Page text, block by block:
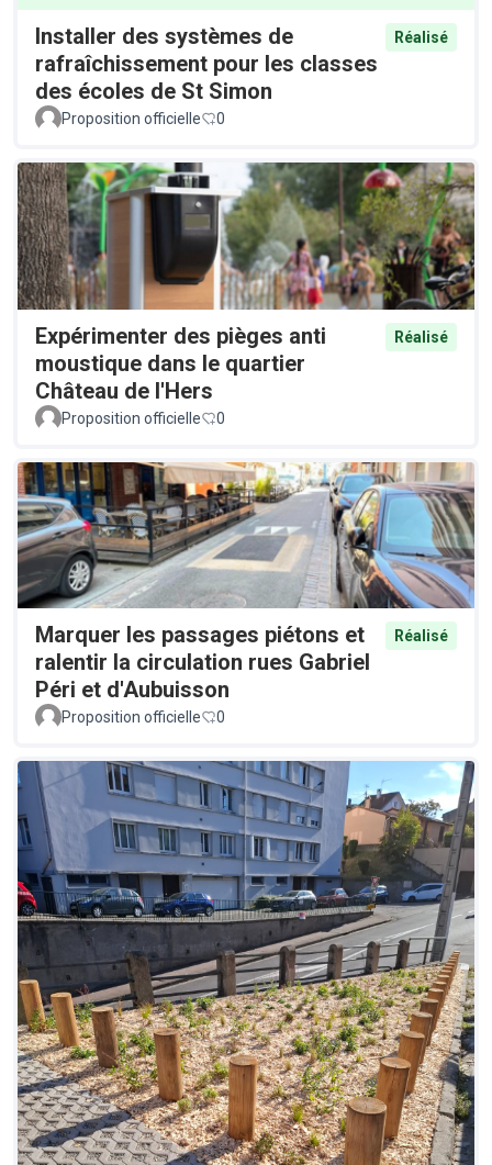
Installer des systèmes de
rafraîchissement pour les classes
des écoles de St Simon
Réalisé
Proposition officielle 0
Expérimenter des pièges anti
moustique dans le quartier
Château de l'Hers
Réalisé
Proposition officielle 0
Marquer les passages piétons et
ralentir la circulation rues Gabriel
Péri et d'Aubuisson
Réalisé
Proposition officielle 0